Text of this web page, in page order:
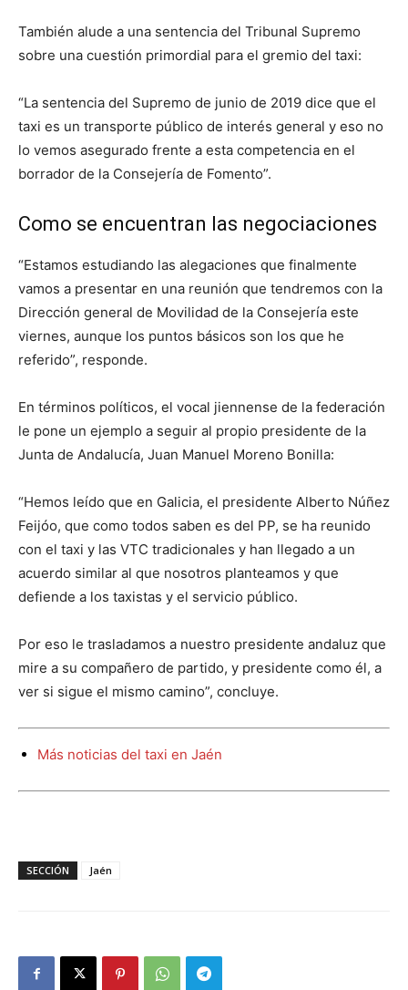
También alude a una sentencia del Tribunal Supremo
sobre una cuestión primordial para el gremio del taxi:
“La sentencia del Supremo de junio de 2019 dice que el
taxi es un transporte público de interés general y eso no
lo vemos asegurado frente a esta competencia en el
borrador de la Consejería de Fomento”.
Como se encuentran las negociaciones
“Estamos estudiando las alegaciones que finalmente
vamos a presentar en una reunión que tendremos con la
Dirección general de Movilidad de la Consejería este
viernes, aunque los puntos básicos son los que he
referido”, responde.
En términos políticos, el vocal jiennense de la federación
le pone un ejemplo a seguir al propio presidente de la
Junta de Andalucía, Juan Manuel Moreno Bonilla:
“Hemos leído que en Galicia, el presidente Alberto Núñez
Feijóo, que como todos saben es del PP, se ha reunido
con el taxi y las VTC tradicionales y han llegado a un
acuerdo similar al que nosotros planteamos y que
defiende a los taxistas y el servicio público.
Por eso le trasladamos a nuestro presidente andaluz que
mire a su compañero de partido, y presidente como él, a
ver si sigue el mismo camino”, concluye.
Más noticias del taxi en Jaén
SECCIÓN Jaén